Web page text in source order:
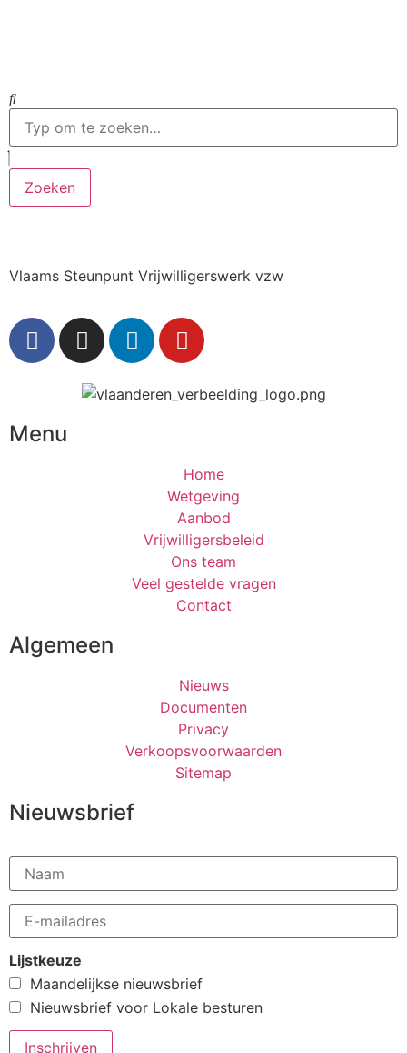
Zoeken
Vlaams Steunpunt Vrijwilligerswerk vzw
Menu
Home
Wetgeving
Aanbod
Vrijwilligersbeleid
Ons team
Veel gestelde vragen
Contact
Algemeen
Nieuws
Documenten
Privacy
Verkoopsvoorwaarden
Sitemap
Nieuwsbrief
Lijstkeuze
Maandelijkse nieuwsbrief
Nieuwsbrief voor Lokale besturen